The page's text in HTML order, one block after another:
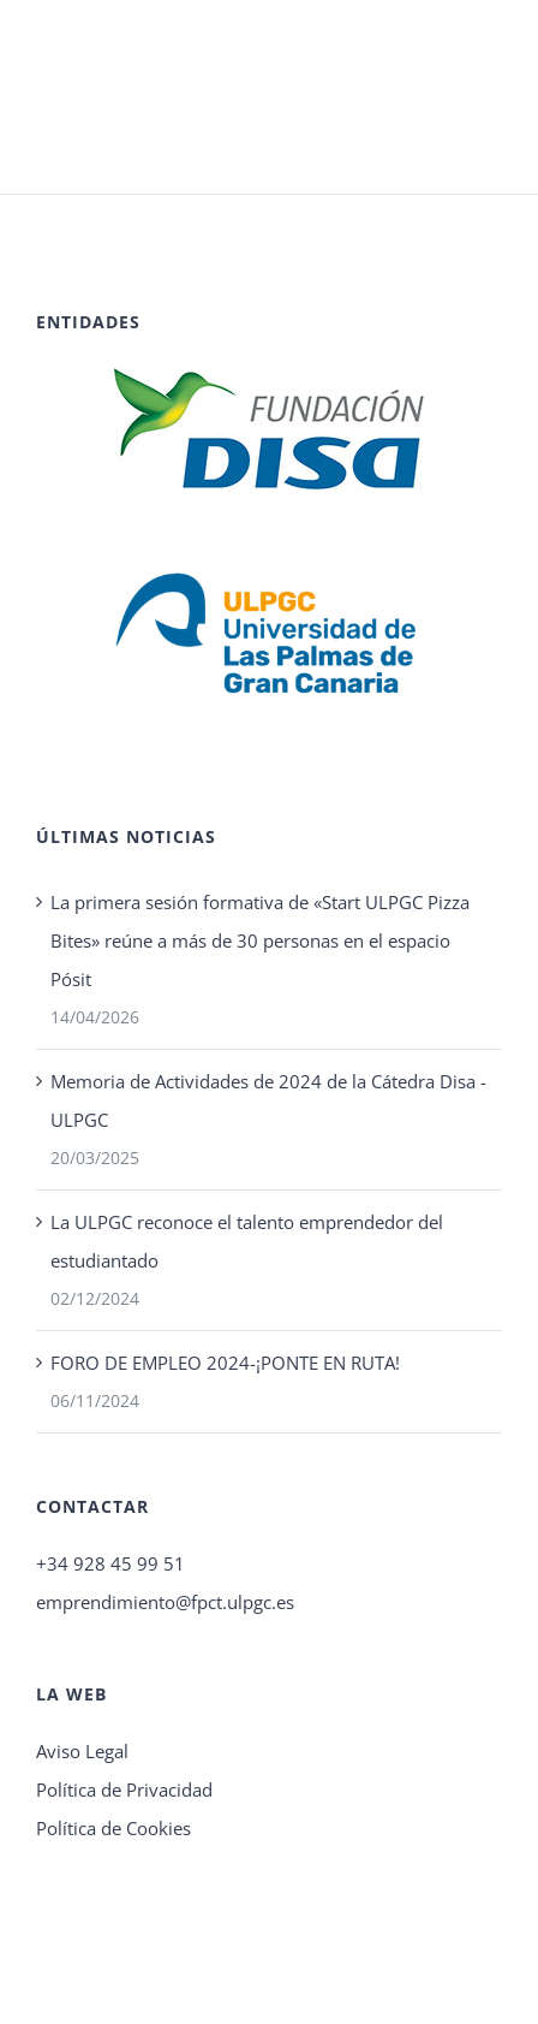
ENTIDADES
ÚLTIMAS NOTICIAS
La primera sesión formativa de «Start ULPGC Pizza
Bites» reúne a más de 30 personas en el espacio
Pósit
14/04/2026
Memoria de Actividades de 2024 de la Cátedra Disa -
ULPGC
20/03/2025
La ULPGC reconoce el talento emprendedor del
estudiantado
02/12/2024
FORO DE EMPLEO 2024-¡PONTE EN RUTA!
06/11/2024
CONTACTAR
+34 928 45 99 51
emprendimiento@fpct.ulpgc.es
LA WEB
Aviso Legal
Política de Privacidad
Política de Cookies